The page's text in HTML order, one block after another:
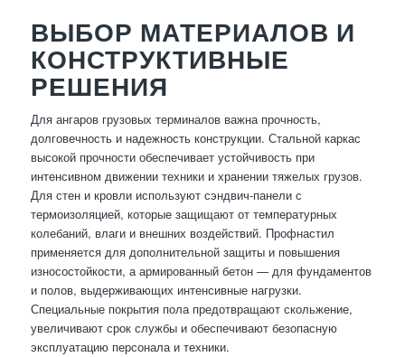
ВЫБОР МАТЕРИАЛОВ И
КОНСТРУКТИВНЫЕ
РЕШЕНИЯ
Для ангаров грузовых терминалов важна прочность,
долговечность и надежность конструкции. Стальной каркас
высокой прочности обеспечивает устойчивость при
интенсивном движении техники и хранении тяжелых грузов.
Для стен и кровли используют сэндвич-панели с
термоизоляцией, которые защищают от температурных
колебаний, влаги и внешних воздействий. Профнастил
применяется для дополнительной защиты и повышения
износостойкости, а армированный бетон — для фундаментов
и полов, выдерживающих интенсивные нагрузки.
Специальные покрытия пола предотвращают скольжение,
увеличивают срок службы и обеспечивают безопасную
эксплуатацию персонала и техники.